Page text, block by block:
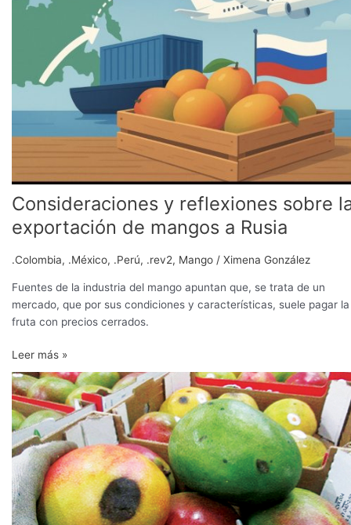
Consideraciones y reflexiones sobre
exportación de mangos a Rusia
.Colombia, .México, .Perú, .rev2, Mango / Ximena González
Fuentes de la industria del mango apuntan que, se trata de un
mercado, que por sus condiciones y características, suele pagar la
fruta con precios cerrados.
sobre
exportación
mangos
Rusia
Leer más »
Recomiendan
podas
y
fungicidas
cúpricos
para
hacer
frente
a